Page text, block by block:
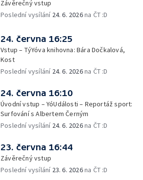
Závěrečný vstup
Poslední vysílání 24. 6. 2026na ČT :D
24. června 16:25
Vstup – TýYóva knihovna: Bára Dočkalová,
Kost
Poslední vysílání 24. 6. 2026na ČT :D
24. června 16:10
Úvodní vstup – YóUdálosti – Reportáž sport:
Surfování s Albertem Černým
Poslední vysílání 24. 6. 2026na ČT :D
23. června 16:44
Závěrečný vstup
Poslední vysílání 23. 6. 2026na ČT :D